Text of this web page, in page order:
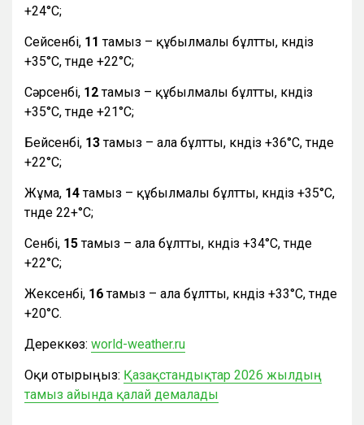
+24°С;
Сейсенбі, 11тамыз – құбылмалы бұлтты, күндіз
+35°С, түнде +22°С;
Сәрсенбі, 12тамыз – құбылмалы бұлтты, күндіз
+35°С, түнде +21°С;
Бейсенбі, 13тамыз – ала бұлтты, күндіз +36°С, түнде
+22°С;
Жұма, 14тамыз – құбылмалы бұлтты, күндіз +35°С,
түнде 22+°С;
Сенбі, 15тамыз – ала бұлтты, күндіз +34°С, түнде
+22°С;
Жексенбі, 16тамыз – ала бұлтты, күндіз +33°С, түнде
+20°С.
Дереккөз: world-weather.ru
Оқи отырыңыз: Қазақстандықтар 2026 жылдың
тамыз айында қалай демалады